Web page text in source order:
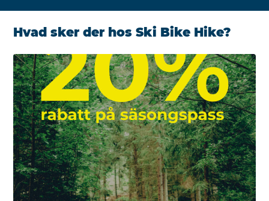
Hvad sker der hos Ski Bike Hike?